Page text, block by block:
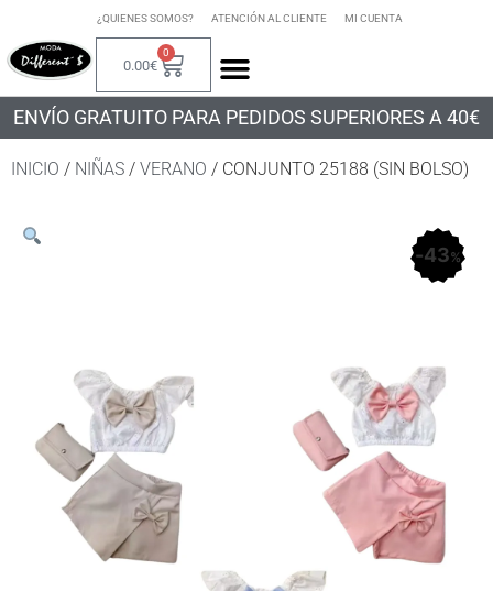
¿QUIENES SOMOS? ATENCIÓN AL CLIENTE MI CUENTA
0.00€
0
ENVÍO GRATUITO PARA PEDIDOS SUPERIORES A 40€
INICIO / NIÑAS / VERANO / CONJUNTO 25188 (SIN BOLSO)
43%